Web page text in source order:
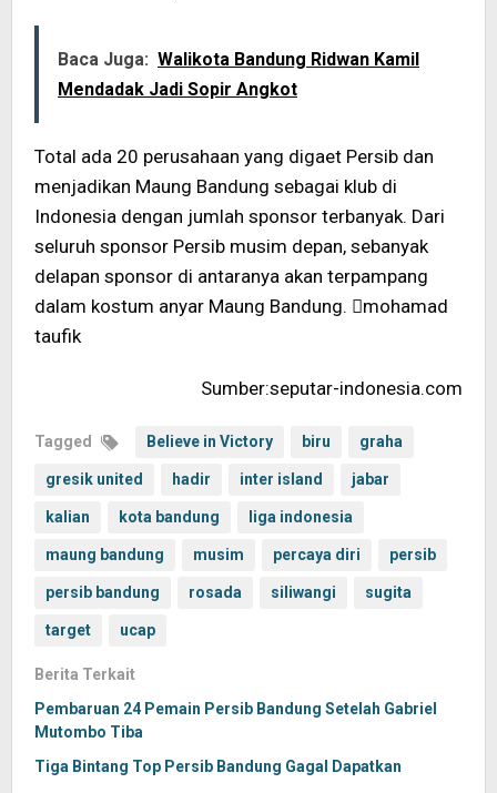
Baca Juga: Walikota Bandung Ridwan Kamil
Mendadak Jadi Sopir Angkot
Total ada 20 perusahaan yang digaet Persib dan
menjadikan Maung Bandung sebagai klub di
Indonesia dengan jumlah sponsor terbanyak. Dari
seluruh sponsor Persib musim depan, sebanyak
delapan sponsor di antaranya akan terpampang
dalam kostum anyar Maung Bandung. mohamad
taufik
Sumber:seputar-indonesia.com
Tagged Believe in Victory biru graha
gresik united hadir inter island jabar
kalian kota bandung liga indonesia
maung bandung musim percaya diri persib
persib bandung rosada siliwangi sugita
target ucap
Berita Terkait
Pembaruan 24 Pemain Persib Bandung Setelah Gabriel
Mutombo Tiba
Tiga Bintang Top Persib Bandung Gagal Dapatkan